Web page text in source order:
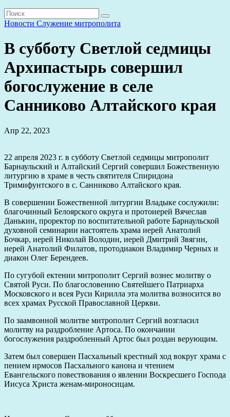
Новости Служение митрополита
В субботу Светлой седмицы
Архипастырь совершил
богослужение в селе
Санниково Алтайского края
Апр 22, 2023
22 апреля 2023 г. в субботу Светлой седмицы митрополит
Барнаульский и Алтайский Сергий совершил Божественную
литургию в храме в честь святителя Спиридона
Тримифунтского в с. Санниково Алтайского края.
В совершении Божественной литургии Владыке сослужили:
благочинный Белоярского округа и протоиерей Вячеслав
Данькин, проректор по воспитательной работе Барнаульской
духовной семинарии настоятель храма иерей Анатолий
Бочкар, иерей Николай Володин, иерей Дмитрий Звягин,
иерей Анатолий Филатов, протодиакон Владимир Черных и
диакон Олег Берендеев.
По сугубой ектении митрополит Сергий вознес молитву о
Святой Руси. По благословению Святейшего Патриарха
Московского и всея Руси Кирилла эта молитва возносится во
всех храмах Русской Православной Церкви.
По заамвонной молитве митрополит Сергий возгласил
молитву на раздробление Артоса. По окончании
богослужения раздробленный Артос был роздан верующим.
Затем был совершен Пасхальный крестный ход вокруг храма с
пением ирмосов Пасхального канона и чтением
Евангельского повествования о явлении Воскресшего Господа
Иисуса Христа женам-мироносицам.